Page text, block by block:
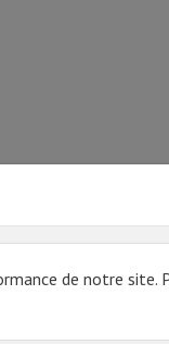
de notre site.